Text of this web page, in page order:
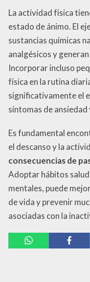
La actividad física
estado de ánimo. El
sustancias químicas
analgésicos y
Incorporar incluso
física en la rutina
significativamente el
síntomas de ansiedad
Es fundamental
el descanso y la
consecuencias de
Adoptar hábitos
mentales, puede
de vida y prevenir
asociadas con la